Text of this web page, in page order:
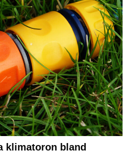
klimatoron bland